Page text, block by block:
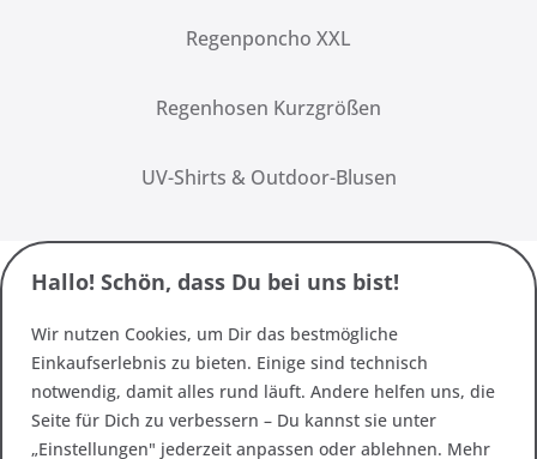
Regenponcho XXL
Regenhosen Kurzgrößen
UV-Shirts & Outdoor-Blusen
Hallo! Schön, dass Du bei uns bist!
Wir nutzen Cookies, um Dir das bestmögliche
Einkaufserlebnis zu bieten. Einige sind technisch
notwendig, damit alles rund läuft. Andere helfen uns, die
Seite für Dich zu verbessern – Du kannst sie unter
„Einstellungen" jederzeit anpassen oder ablehnen. Mehr